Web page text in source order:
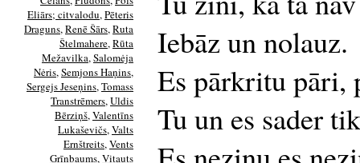
Eliārs; citvalodu,Pēteris
Draguns,Renē Šārs,Ruta
Štelmahere,Rūta
Mežavilka,Salomėja
Nėris,Semjons Haņins,
Sergejs Jeseņins,Tomass
Transtrēmers,Uldis
Bērziņš,Valentīns
Lukaševičs,Valts
Ernštreits,Vents
Grīnbaums,Vitauts
Iebāz un nolauz.
Es pārkritu pāri,
Tu un es sader